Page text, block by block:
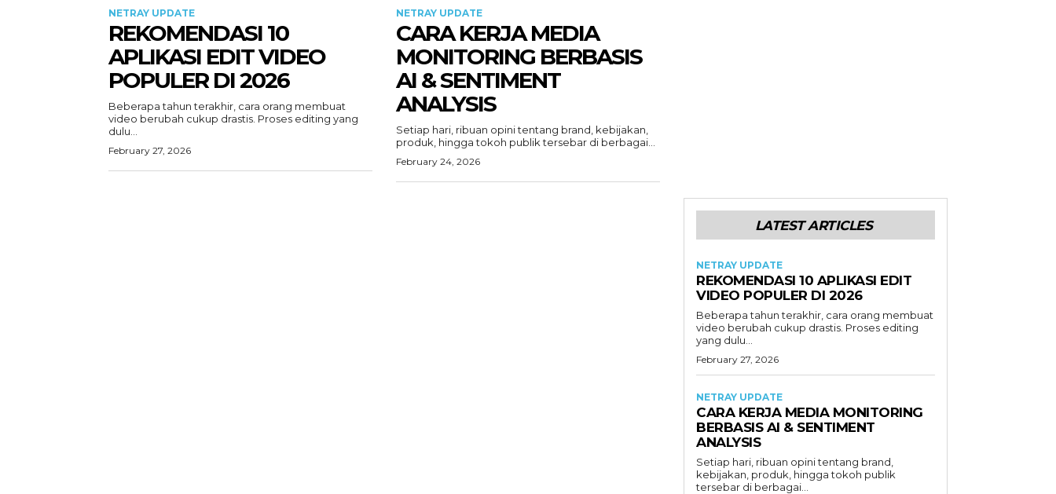
NETRAY UPDATE
REKOMENDASI 10
APLIKASI EDIT VIDEO
POPULER DI 2026
Beberapa tahun terakhir, cara orang membuat
video berubah cukup drastis. Proses editing yang
dulu...
February 27, 2026
NETRAY UPDATE
CARA KERJA MEDIA
MONITORING BERBASIS
AI & SENTIMENT
ANALYSIS
Setiap hari, ribuan opini tentang brand, kebijakan,
produk, hingga tokoh publik tersebar di berbagai...
February 24, 2026
LATEST ARTICLES
NETRAY UPDATE
REKOMENDASI 10 APLIKASI EDIT
VIDEO POPULER DI 2026
Beberapa tahun terakhir, cara orang membuat
video berubah cukup drastis. Proses editing
yang dulu...
February 27, 2026
NETRAY UPDATE
CARA KERJA MEDIA MONITORING
BERBASIS AI & SENTIMENT
ANALYSIS
Setiap hari, ribuan opini tentang brand,
kebijakan, produk, hingga tokoh publik
tersebar di berbagai...